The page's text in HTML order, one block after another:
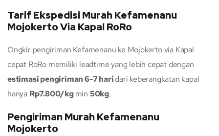
Tarif Ekspedisi Murah Kefamenanu
Mojokerto Via Kapal RoRo
Ongkir pengiriman Kefamenanu ke Mojokerto via Kapal
cepat RoRo memiliki leadtime yang lebih cepat dengan
estimasi pengiriman 6-7 haridari keberangkatan kapal
hanya Rp7.800/kgmin 50kg.
Pengiriman Murah Kefamenanu
Mojokerto